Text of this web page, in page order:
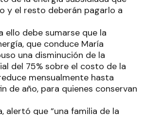
y el resto deberán pagarlo a
ello debe sumarse que la
que conduce María
una disminución de la
del 75% sobre el costo de la
mensualmente hasta
de año, para quienes conservan
alertó que “una familia de la